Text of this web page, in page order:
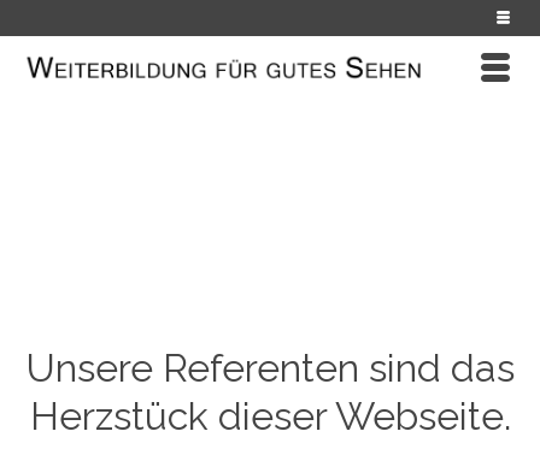
Unsere Referenten sind das
Herzstück dieser Webseite.